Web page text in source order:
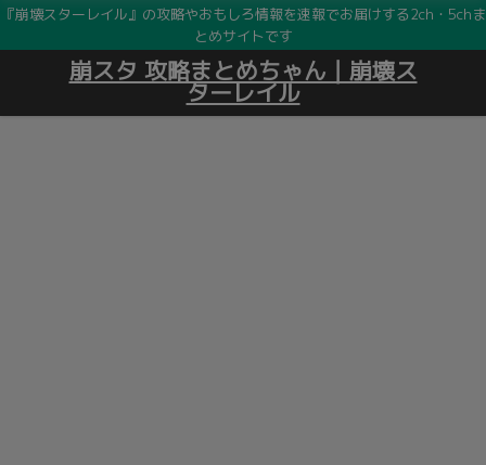
『崩壊スターレイル』の攻略やおもしろ情報を速報でお届けする2ch・5chま
とめサイトです
崩スタ 攻略まとめちゃん｜崩壊ス
ターレイル